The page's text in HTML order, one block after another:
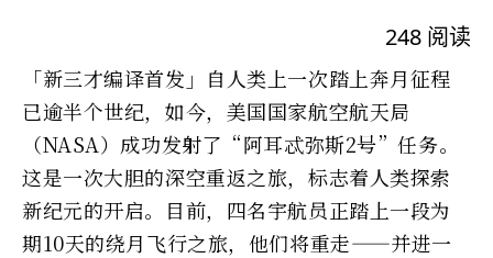
248 阅读
「新三才编译首发」自人类上一次踏上奔月征程
已逾半个世纪，如今，美国国家航空航天局
（NASA）成功发射了“阿耳忒弥斯2号”任务。
这是一次大胆的深空重返之旅，标志着人类探索
新纪元的开启。目前，四名宇航员正踏上一段为
期10天的绕月飞行之旅，他们将重走——并进一